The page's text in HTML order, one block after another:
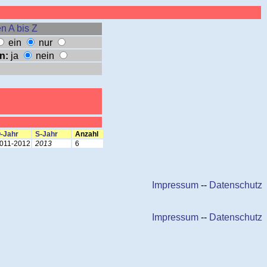
A bis Z
ein
nur
ja nein
Jahr S-Jahr
Anzahl
2012
2013 6
Impressum -- Datenschutz
Impressum -- Datenschutz